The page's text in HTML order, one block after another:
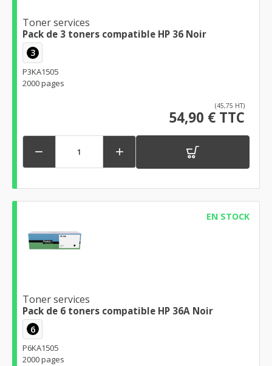
Toner services
Pack de 3 toners compatible HP 36 Noir
3
P3KA1505
2000 pages
(45,75 HT)
54,90 € TTC
 
EN STOCK
Toner services
Pack de 6 toners compatible HP 36A Noir
6
P6KA1505
2000 pages